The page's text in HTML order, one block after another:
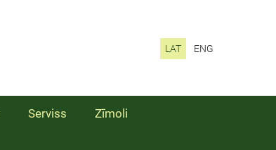
LAT ENG
Serviss Zīmoli